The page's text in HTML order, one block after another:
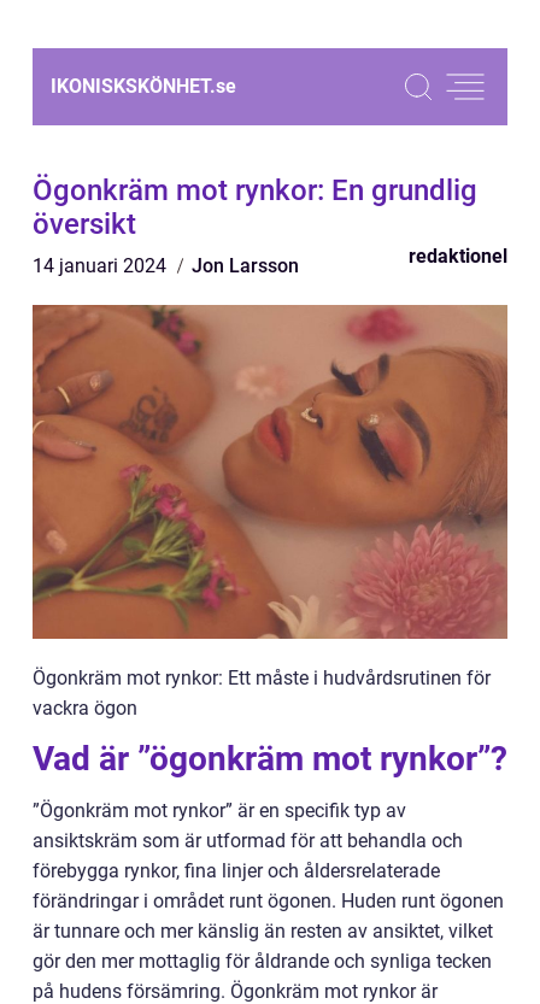
IKONISKSKÖNHET.se
Ögonkräm mot rynkor: En grundlig
översikt
14 januari 2024 Jon Larsson redaktionel
Ögonkräm mot rynkor: Ett måste i hudvårdsrutinen för
vackra ögon
Vad är ”ögonkräm mot rynkor”?
”Ögonkräm mot rynkor” är en specifik typ av
ansiktskräm som är utformad för att behandla och
förebygga rynkor, fina linjer och åldersrelaterade
förändringar i området runt ögonen. Huden runt ögonen
är tunnare och mer känslig än resten av ansiktet, vilket
gör den mer mottaglig för åldrande och synliga tecken
på hudens försämring. Ögonkräm mot rynkor är